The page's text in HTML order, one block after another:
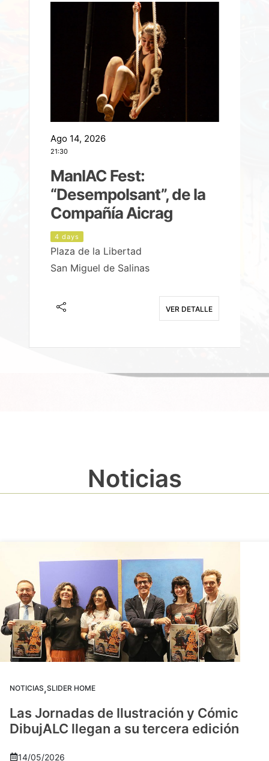
Ago 14, 2026
21:30
ManIAC Fest:
“Desempolsant”, de la
Compañía Aicrag
4 days
Plaza de la Libertad
San Miguel de Salinas
VER DETALLE
Noticias
NOTICIAS,SLIDER HOME
Las Jornadas de Ilustración y Cómic
DibujALC llegan a su tercera edición
14/05/2026